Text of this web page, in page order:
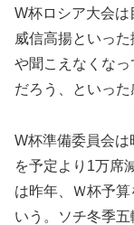
W杯ロシア大会
威信高揚といっ
や聞こえなくな
だろう、といった
W杯準備委員会は
を予定より1万席
は昨年、Ｗ杯予
いう。ソチ冬季